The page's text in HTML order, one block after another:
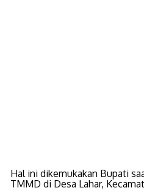
Hal ini dikemukakan Bupati
TMMD di Desa Lahar,